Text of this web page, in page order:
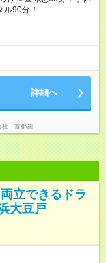
90分！
詳細へ
社 首都圏
立できるドラ
大豆戸